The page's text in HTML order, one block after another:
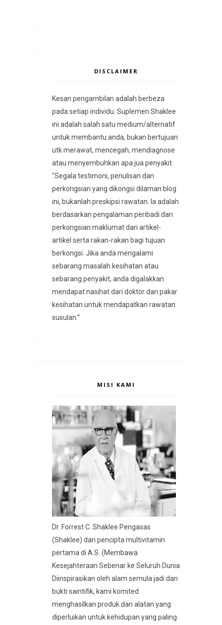
DISCLAIMER
Kesan pengambilan adalah berbeza
pada setiap individu. Suplemen Shaklee
ini adalah salah satu medium/alternatif
untuk membantu anda, bukan bertujuan
utk merawat, mencegah, mendiagnose
atau menyembuhkan apa jua penyakit.
"Segala testimoni, penulisan dan
perkongsian yang dikongsi dilaman blog
ini, bukanlah preskipsi rawatan. Ia adalah
berdasarkan pengalaman peribadi dan
perkongsian maklumat dari artikel-
artikel serta rakan-rakan bagi tujuan
berkongsi. Jika anda mengalami
sebarang masalah kesihatan atau
sebarang penyakit, anda digalakkan
mendapat nasihat dari doktor dan pakar
kesihatan untuk mendapatkan rawatan
susulan.”
MISI KAMI
Dr. Forrest C. Shaklee Pengasas
(Shaklee) dan pencipta multivitamin
pertama di A.S. (Membawa
Kesejahteraan Sebenar ke Seluruh Dunia
Diinspirasikan oleh alam semula jadi dan
bukti saintifik, kami komited
menghasilkan produk dan alatan yang
diperluikan untuk kehidupan yang paling